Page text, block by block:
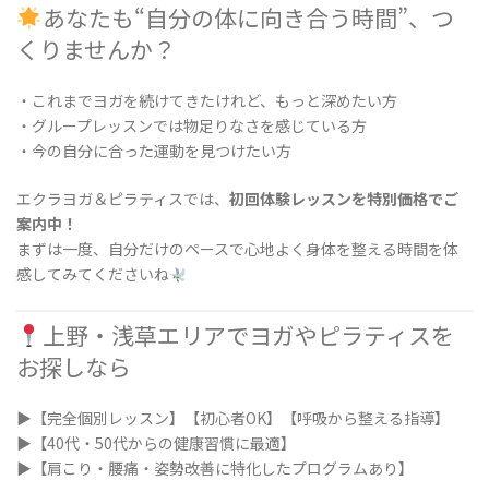
あなたも“自分の体に向き合う時間”、つ
くりませんか？
・これまでヨガを続けてきたけれど、もっと深めたい方
・グループレッスンでは物足りなさを感じている方
・今の自分に合った運動を見つけたい方
エクラヨガ＆ピラティスでは、 初回体験レッスンを特別価格でご
案内中！
まずは一度、自分だけのペースで心地よく身体を整える時間を体
感してみてくださいね
上野・浅草エリアでヨガやピラティスを
お探しなら
▶【完全個別レッスン】【初心者OK】【呼吸から整える指導】
▶【40代・50代からの健康習慣に最適】
▶【肩こり・腰痛・姿勢改善に特化したプログラムあり】